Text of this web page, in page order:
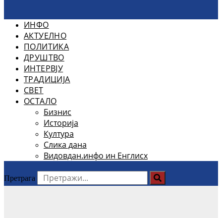
ИНФО
АКТУЕЛНО
ПОЛИТИКА
ДРУШТВО
ИНТЕРВЈУ
ТРАДИЦИЈА
СВЕТ
ОСТАЛО
Бизнис
Историја
Култура
Слика дана
Видовдан.инфо ин Енглисх
Претрага